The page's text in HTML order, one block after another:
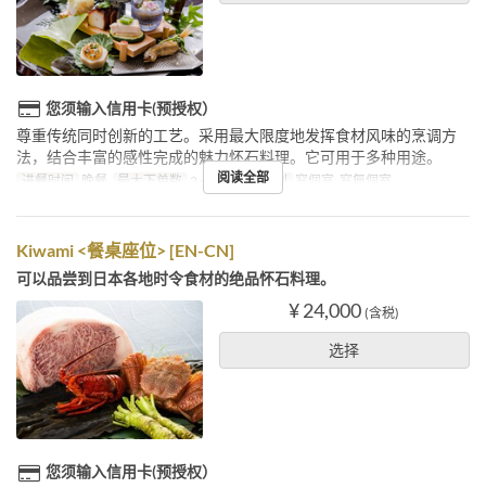
您须输入信用卡(预授权）
尊重传统同时创新的工艺。采用最大限度地发挥食材风味的烹调方
法，结合丰富的感性完成的魅力怀石料理。它可用于多种用途。
进餐时间 晚餐 最大下单数 2 ~ 20 座位类别 窓個室, 窓無個室
阅读全部
Kiwami <餐桌座位> [EN-CN]
可以品尝到日本各地时令食材的绝品怀石料理。
¥ 24,000 (含税)
选择
您须输入信用卡(预授权）